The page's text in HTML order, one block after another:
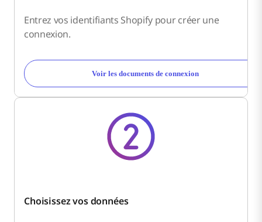
Entrez vos identifiants Shopify pour créer une
connexion.
Voir les documents de connexion
Choisissez vos données